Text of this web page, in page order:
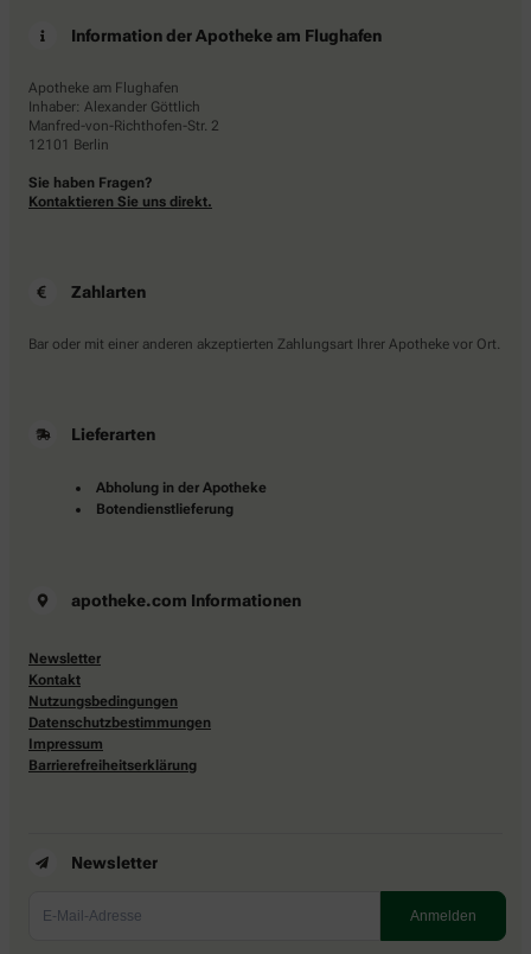
Information der Apotheke am Flughafen
Apotheke am Flughafen
Inhaber: Alexander Göttlich
Manfred-von-Richthofen-Str. 2
12101 Berlin
Sie haben Fragen?
Kontaktieren Sie uns direkt.
Zahlarten
Bar oder mit einer anderen akzeptierten Zahlungsart Ihrer Apotheke vor Ort.
Lieferarten
Abholung in der Apotheke
Botendienstlieferung
apotheke.com Informationen
Newsletter
Kontakt
Nutzungsbedingungen
Datenschutzbestimmungen
Impressum
Barrierefreiheitserklärung
Newsletter